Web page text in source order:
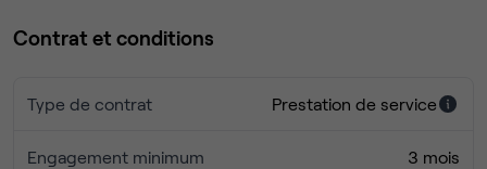
Contrat et conditions
Type de contrat Prestation de service
Engagement minimum 3 mois